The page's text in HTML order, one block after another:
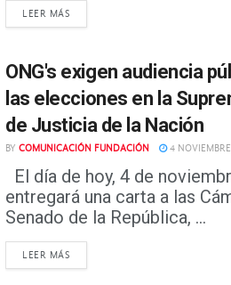
LEER MÁS
ONG's exigen audiencia
las elecciones en la
de Justicia de la Nación
BY COMUNICACIÓN FUNDACIÓN 4
El día de hoy, 4 de
entregará una carta a las
Senado de la República, ...
LEER MÁS